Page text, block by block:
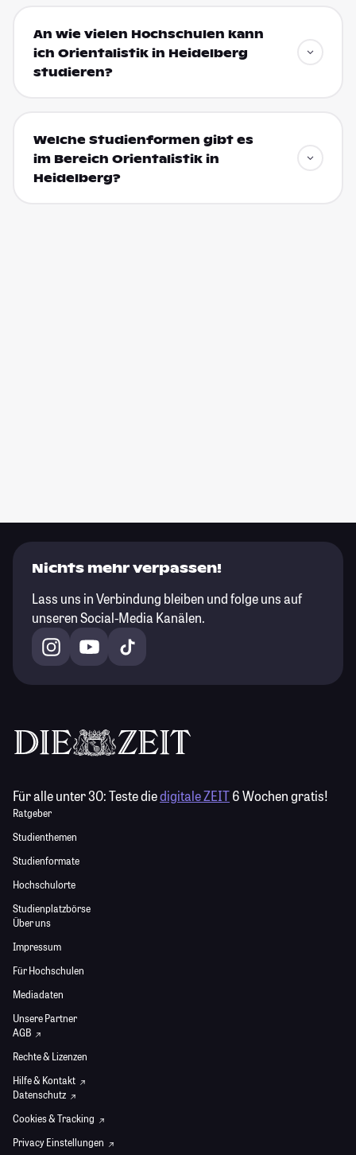
An wie vielen Hochschulen kann
ich Orientalistik in Heidelberg
studieren?
Welche Studienformen gibt es
im Bereich Orientalistik in
Heidelberg?
Nichts mehr verpassen!
Lass uns in Verbindung bleiben und folge uns auf
unseren Social-Media Kanälen.
Für alle unter 30:Teste diedigitale ZEIT6 Wochen gratis!
Ratgeber
Studienthemen
Studienformate
Hochschulorte
Studienplatzbörse
Über uns
Impressum
Für Hochschulen
Mediadaten
Unsere Partner
AGB
Rechte & Lizenzen
Hilfe & Kontakt
Datenschutz
Cookies & Tracking
Privacy Einstellungen